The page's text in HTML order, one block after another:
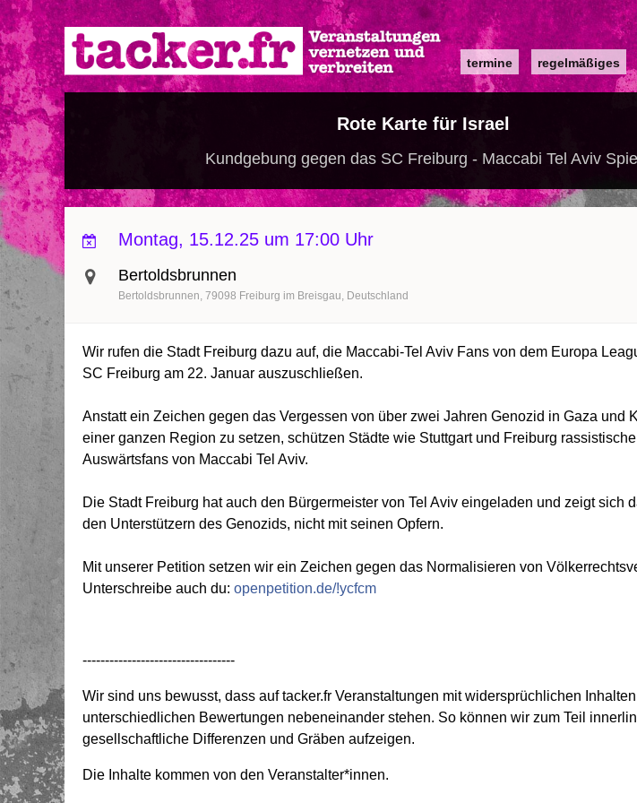
Direkt
zum
Inhalt
Main
navigation
termine regelmäßiges
Rote Karte für Israel
Kundgebung gegen das SC Freiburg - Maccabi Tel Aviv Spiel
Montag, 15.12.25 um 17:00 Uhr
Bertoldsbrunnen
Bertoldsbrunnen 79098 Freiburg im Breisgau Deutschland
Wir rufen die Stadt Freiburg dazu auf, die Maccabi-Tel Aviv Fans von dem Europa
SC Freiburg am 22. Januar auszuschließen.
Anstatt ein Zeichen gegen das Vergessen von über zwei Jahren Genozid in Gaza und
einer ganzen Region zu setzen, schützen Städte wie Stuttgart und Freiburg
Auswärtsfans von Maccabi Tel Aviv.
Die Stadt Freiburg hat auch den Bürgermeister von Tel Aviv eingeladen und zeigt sich
den Unterstützern des Genozids, nicht mit seinen Opfern.
Mit unserer Petition setzen wir ein Zeichen gegen das Normalisieren von
Unterschreibe auch du: openpetition.de/!ycfcm
----------------------------------
Wir sind uns bewusst, dass auf tacker.fr Veranstaltungen mit widersprüchlichen
unterschiedlichen Bewertungen nebeneinander stehen. So können wir zum Teil
gesellschaftliche Differenzen und Gräben aufzeigen.
Die Inhalte kommen von den Veranstalter*innen.